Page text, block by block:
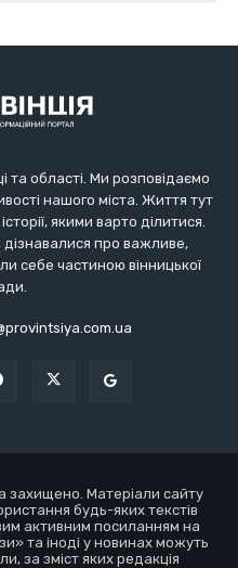
та області. Ми розповідаємо
нашого міста. Життя тут
якими варто ділитися.
про важливе,
себе частиною вінницької
захищено. Матеріали сайту
будь-яких текстів
активним посиланням на
та іноді у новинах можуть
за зміст яких редакція